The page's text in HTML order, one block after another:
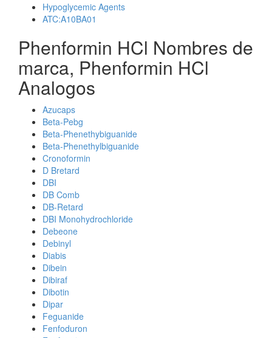
Hypoglycemic Agents
ATC:A10BA01
Phenformin HCl Nombres de
marca, Phenformin HCl
Analogos
Azucaps
Beta-Pebg
Beta-Phenethybiguanide
Beta-Phenethylbiguanide
Cronoformin
D Bretard
DBI
DB Comb
DB-Retard
DBI Monohydrochloride
Debeone
Debinyl
Diabis
Dibein
Dibiraf
Dibotin
Dipar
Feguanide
Fenfoduron